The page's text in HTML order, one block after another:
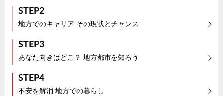
STEP2
地方でのキャリア その現状とチャンス
STEP3
あなた向きはどこ？ 地方都市を知ろう
STEP4
不安を解消 地方での暮らし